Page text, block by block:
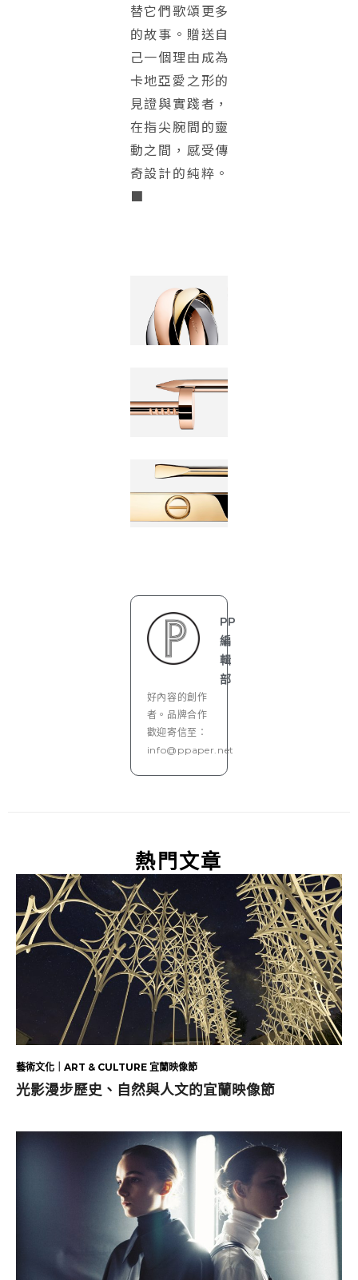
替它們歌頌更多
的故事。贈送自
己一個理由成為
卡地亞愛之形的
見證與實踐者，
在指尖腕間的靈
動之間，感受傳
奇設計的純粹。
■
PP
編
輯
部
好內容的創作
者。品牌合作
歡迎寄信至：
info@ppaper.net
熱門文章
藝術文化｜ART & CULTURE 宜蘭映像節
光影漫步歷史、自然與人文的宜蘭映像節